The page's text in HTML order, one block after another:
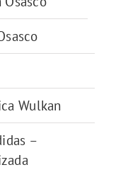
Wulkan
–